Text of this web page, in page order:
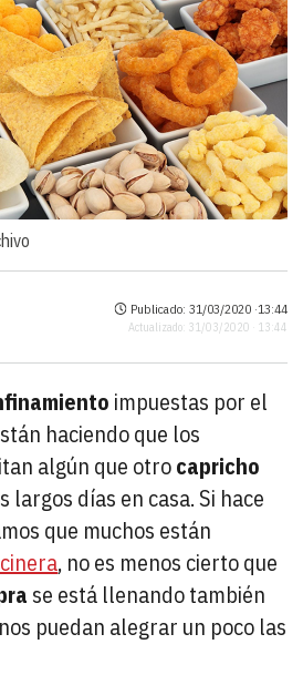
Publicado: 31/03/2020 ·13:44
Actualizado: 31/03/2020 · 13:44
impuestas por el
haciendo que los
algún que otrocapricho
días en casa. Si hace
que muchos están
, no es menos cierto que
se está llenando también
puedan alegrar un poco las